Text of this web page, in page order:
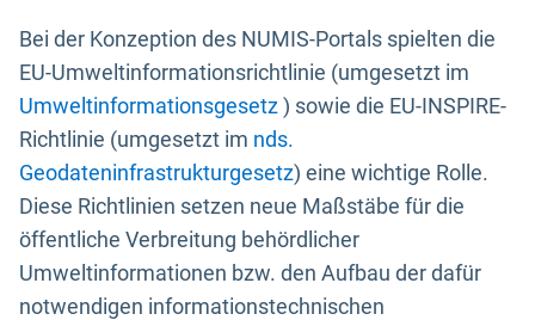
Bei der Konzeption des NUMIS-Portals spielten die
EU-Umweltinformationsrichtlinie (umgesetzt im
Umweltinformationsgesetz) sowie die EU-INSPIRE-
Richtlinie (umgesetzt im nds.
Geodateninfrastrukturgesetz) eine wichtige Rolle.
Diese Richtlinien setzen neue Maßstäbe für die
öffentliche Verbreitung behördlicher
Umweltinformationen bzw. den Aufbau der dafür
notwendigen informationstechnischen